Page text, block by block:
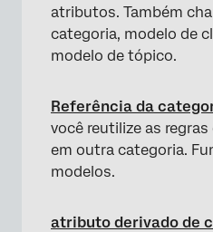
atributos. Também
categoria, modelo de
modelo de tópico.
Referência da
você reutilize as
em outra categoria.
modelos.
atributo derivado de